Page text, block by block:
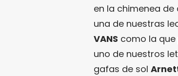
en la chimenea de
una de nuestras
VANS como la que
uno de nuestros
gafas de sol